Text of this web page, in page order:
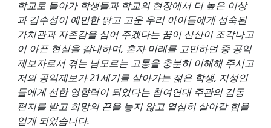
학교로 돌아가 학생들과 학교의 현장에서 더 높은 이상
과 감수성이 예민한 맑고 고운 우리 아이들에게 성숙된
가치관과 자존감을 심어 주겠다는 꿈이 산산이 조각나고
이 아픈 현실을 감내하며, 혼자 미래를 고민하던 중 공익
제보자로서 겪는 남모르는 고통을 충분히 이해해 주시고
저의 공익제보가 21세기를 살아가는 젊은 학생, 지성인
들에게 선한 영향력이 되었다는 참여연대 주관의 감동
편지를 받고 희망의 끈을 놓지 않고 열심히 살아갈 힘을
얻게 되었습니다.